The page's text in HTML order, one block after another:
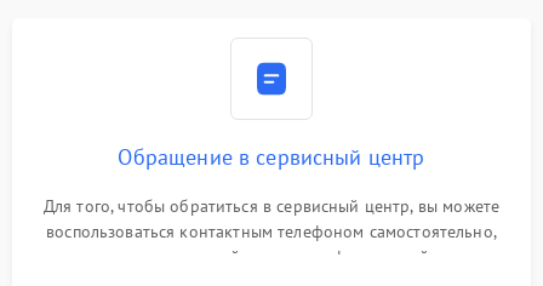
Обращение в сервисный центр
Для того, чтобы обратиться в сервисный центр, вы можете
воспользоваться контактным телефоном самостоятельно,
или оставить свой номер телефона на сайте